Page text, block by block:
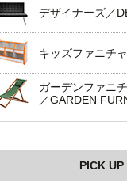
デザイナーズ／
キッズファニチ
ガーデンファニ
／GARDEN
PICK UP